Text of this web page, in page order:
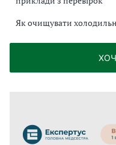
Як очищувати